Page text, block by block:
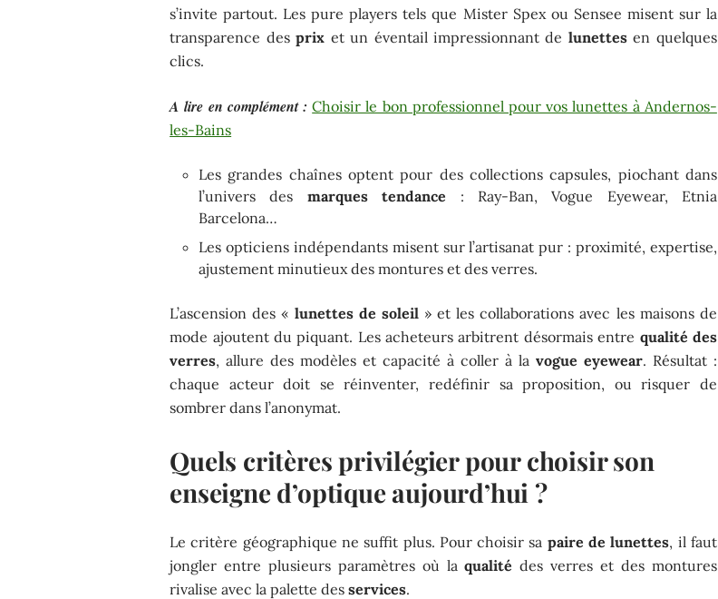
s’invite partout. Les pure players tels que Mister Spex ou Sensee misent sur la
transparence desprix et un éventail impressionnant de lunettesen quelques
clics.
A lire en complément : Choisir le bon professionnel pour vos lunettes à Andernos-
les-Bains
Les grandes chaînes optent pour des collections capsules, piochant dans
l’univers des marques tendance : Ray-Ban, Vogue Eyewear, Etnia
Barcelona…
Les opticiens indépendants misent sur l’artisanat pur : proximité, expertise,
ajustement minutieux des montures et des verres.
L’ascension des « lunettes de soleil» et les collaborations avec les maisons de
mode ajoutent du piquant. Les acheteurs arbitrent désormais entre qualité des
verres, allure des modèles et capacité à coller à la vogue eyewear. Résultat :
chaque acteur doit se réinventer, redéfinir sa proposition, ou risquer de
sombrer dans l’anonymat.
Quels critères privilégier pour choisir son
enseigne d’optique aujourd’hui ?
Le critère géographique ne suffit plus. Pour choisir sa paire de lunettes, il faut
jongler entre plusieurs paramètres où laqualité des verres et des montures
rivalise avec la palette desservices.